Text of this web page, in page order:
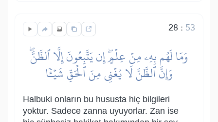
28 : 53
وَمَا لَهُم بِهِۦ مِنۡ عِلۡمٍۖ إِن يَتَّبِعُونَ إِلَّا ٱلظَّنَّۖ
وَإِنَّ ٱلظَّنَّ لَا يُغۡنِي مِنَ ٱلۡحَقِّ شَيۡـٔٗا
Halbuki onların bu hususta hiç bilgileri
yoktur. Sadece zanna uyuyorlar. Zan ise